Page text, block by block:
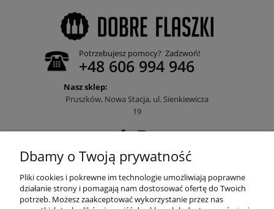
Potrzebujesz pomocy? Zadzwoń!
+48 606 994 946
Nasz sklep:
Pruszków, Nowa Stacja, ul. Sienkiewicza
19
POMOC
Dbamy o Twoją prywatność
Pliki cookies i pokrewne im technologie umożliwiają poprawne
działanie strony i pomagają nam dostosować ofertę do Twoich
potrzeb. Możesz zaakceptować wykorzystanie przez nas